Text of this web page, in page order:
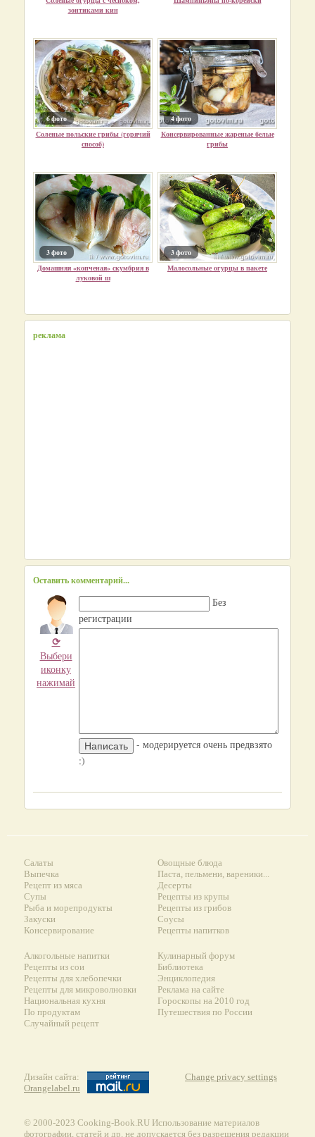
зонтиками кин
6 фото
Соленые польские грибы (горячий
способ)
4 фото
Консервированные жареные белые
грибы
3 фото
Домашняя «копченая» скумбрия в
луковой ш
3 фото
Малосольные огурцы в пакете
реклама
Оставить комментарий...
⟳
Выбери
иконку
нажимай
Без
регистрации
- модерируется очень предвзято
:)
Салаты
Выпечка
Рецепт из мяса
Супы
Рыба и морепродукты
Закуски
Консервирование
Овощные блюда
Паста, пельмени, вареники...
Десерты
Рецепты из крупы
Рецепты из грибов
Соусы
Рецепты напитков
Алкогольные напитки
Рецепты из сои
Рецепты для хлебопечки
Рецепты для микроволновки
Национальная кухня
По продуктам
Случайный рецепт
Кулинарный форум
Библиотека
Энциклопедия
Реклама на сайте
Гороскопы на 2010 год
Путешествия по России
Дизайн сайта:
Orangelabel.ru
Change privacy settings
© 2000-2023 Сooking-Book.RU Использование материалов
фотографии, статей и др. не допускается без разрешения редакции